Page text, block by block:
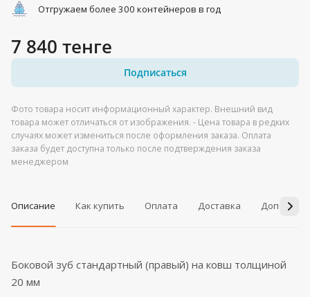
Отгружаем более 300 контейнеров в год
7 840 тенге
Подписаться
Фото товара носит информационный характер. Внешний вид
товара может отличаться от изображения. - Цена товара в редких
случаях может измениться после оформления заказа. Оплата
заказа будет доступна только после подтверждения заказа
менеджером
Описание Как купить Оплата Доставка
Боковой зуб стандартный (правый) на ковш толщиной
20 мм